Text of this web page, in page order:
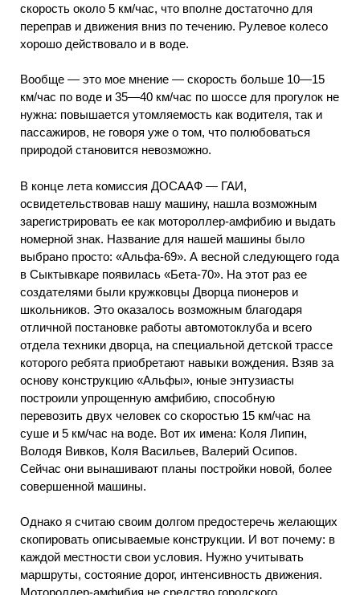
скорость около 5 км/час, что вполне достаточно для
переправ и движения вниз по течению. Рулевое колесо
хорошо действовало и в воде.
Вообще — это мое мнение — скорость больше 10—15
км/час по воде и 35—40 км/час по шоссе для прогулок не
нужна: повышается утомляемость как водителя, так и
пассажиров, не говоря уже о том, что полюбоваться
природой становится невозможно.
В конце лета комиссия ДОСААФ — ГАИ,
освидетельствовав нашу машину, нашла возможным
зарегистрировать ее как мотороллер-амфибию и выдать
номерной знак. Название для нашей машины было
выбрано просто: «Альфа-69». А весной следующего года
в Сыктывкаре появилась «Бета-70». На этот раз ее
создателями были кружковцы Дворца пионеров и
школьников. Это оказалось возможным благодаря
отличной постановке работы автомотоклуба и всего
отдела техники дворца, на специальной детской трассе
которого ребята приобретают навыки вождения. Взяв за
основу конструкцию «Альфы», юные энтузиасты
построили упрощенную амфибию, способную
перевозить двух человек со скоростью 15 км/час на
суше и 5 км/час на воде. Вот их имена: Коля Липин,
Володя Вивков, Коля Васильев, Валерий Осипов.
Сейчас они вынашивают планы постройки новой, более
совершенной машины.
Однако я считаю своим долгом предостеречь желающих
скопировать описываемые конструкции. И вот почему: в
каждой местности свои условия. Нужно учитывать
маршруты, состояние дорог, интенсивность движения.